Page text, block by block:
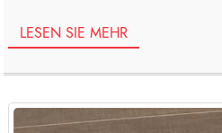
LESEN SIE MEHR